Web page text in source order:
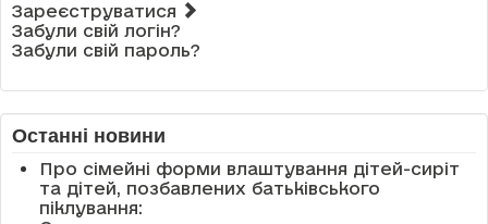
Зареєструватися
Забули свій логін?
Забули свій пароль?
Останні новини
Про сімейні форми влаштування дітей-сиріт
та дітей, позбавлених батьківського
піклування: